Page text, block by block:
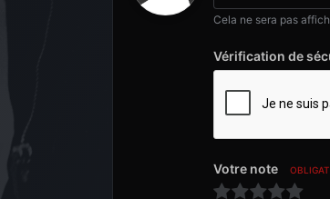
Cela ne sera pas
Vérification de
Votre note